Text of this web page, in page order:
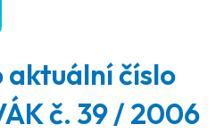
aktuální číslo
č. 39 / 2006